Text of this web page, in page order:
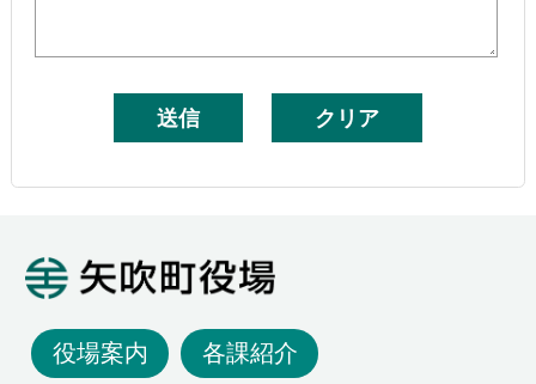
役場案内 各課紹介